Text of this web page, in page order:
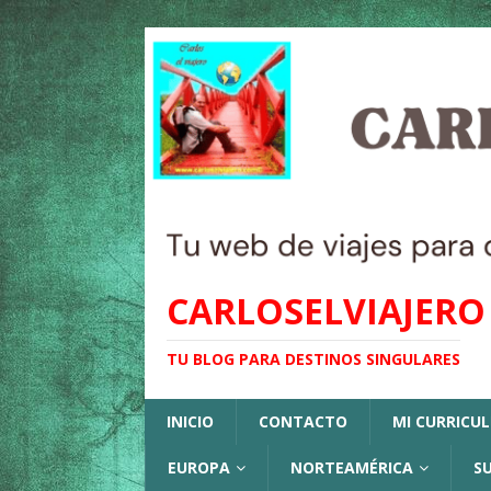
CARLOSELVIAJERO
TU BLOG PARA DESTINOS SINGULARES
INICIO CONTACTO MI
EUROPA NORTEAMÉRICA